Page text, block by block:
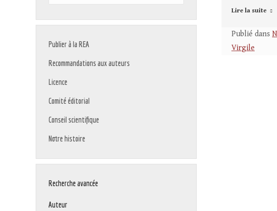
Lire la suite
Publié dans
Virgile
Publier à la REA
Recommandations aux auteurs
Licence
Comité éditorial
Conseil scientifique
Notre histoire
Recherche avancée
Auteur